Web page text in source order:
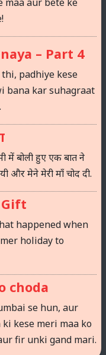
– Part 4
padhiye kese
bana kar suhagraat
में बोली हुए एक बात ने
और मेने मेरी माँ चोद दी.
Gift
happened when
holiday to
choda
se hun, aur
kese meri maa ko
fir unki gand mari.